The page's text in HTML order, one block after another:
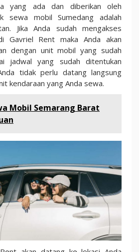
yang ada dan diberikan oleh
sewa mobil Sumedang adalah
Jika Anda sudah mengakses
Gavriel Rent maka Anda akan
dengan unit mobil yang sudah
jadwal yang sudah ditentukan
tidak perlu datang langsung
kendaraan yang Anda sewa.
Mobil Semarang Barat